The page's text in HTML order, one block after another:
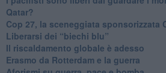
Qatar?
​Cop 27, la sceneggiata sponsorizzata
​Liberarsi dei “biechi blu”
Il riscaldamento globale è adesso
​Erasmo da Rotterdam e la guerra